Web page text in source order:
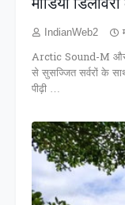
IndianWeb2
Arctic Sound-M
से सुसज्जित सर्वरों के
पीढ़ी …